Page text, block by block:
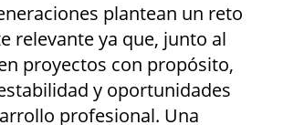
plantean un reto
relevante ya que, junto al
proyectos con propósito,
y oportunidades
profesional. Una